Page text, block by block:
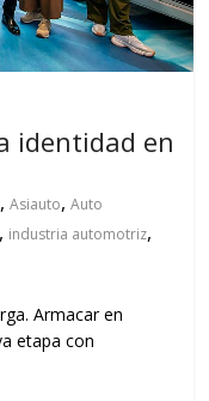
identidad en
,Asiauto,Auto
, industria automotriz,
Armacar en
etapa con